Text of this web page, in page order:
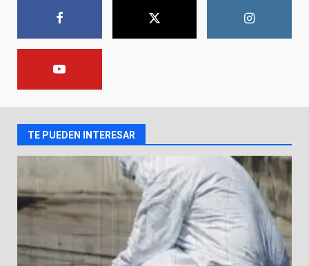
8 de agosto de 2026
2
3
Aprender jugando también salva
vidas.
8 de agosto de 2026
Incendio en taller mecánico de
Puerto de Águila:
TE PUEDEN INTERESAR